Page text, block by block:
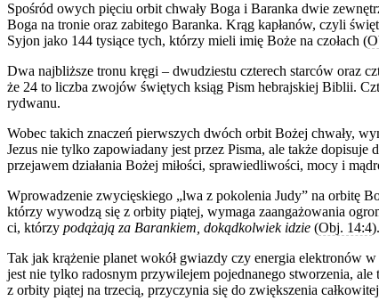
Spośród owych pięciu orbit chwały Boga i Baranka dwie
Boga na tronie oraz zabitego Baranka. Krąg kapłanów, czyli
Syjon jako 144 tysiące tych, którzy mieli imię Boże na czołach (
Dwa najbliższe tronu kręgi – dwudziestu czterech starców oraz
że 24 to liczba zwojów świętych ksiąg Pism hebrajskiej Biblii.
rydwanu.
Wobec takich znaczeń pierwszych dwóch orbit Bożej chwały,
Jezus nie tylko zapowiadany jest przez Pisma, ale także
przejawem działania Bożej miłości, sprawiedliwości, mocy i
Wprowadzenie zwycięskiego „lwa z pokolenia Judy” na orbitę
którzy wywodzą się z orbity piątej, wymaga zaangażowania
ci, którzy podążają za Barankiem, dokądkolwiek idzie (Obj. 14:4
Tak jak krążenie planet wokół gwiazdy czy energia elektronów
jest nie tylko radosnym przywilejem pojednanego stworzenia, ale
z orbity piątej na trzecią, przyczynia się do zwiększenia